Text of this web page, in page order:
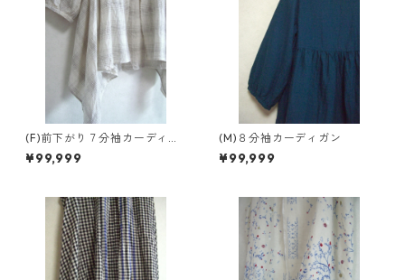
(F)前下がり７分袖カーディガ
ン
¥99,999
(M)８分袖カーディガン
¥99,999